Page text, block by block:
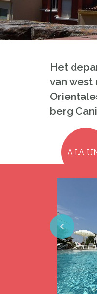
Het
van west
berg
A LA
Previous